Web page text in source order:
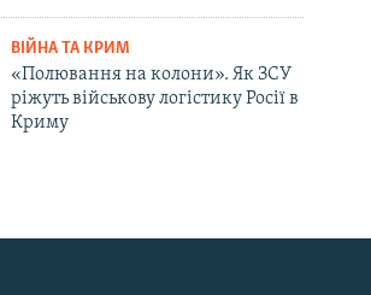
ВІЙНА ТА КРИМ
«Полювання на колони». Як ЗСУ
ріжуть військову логістику Росії в
Криму